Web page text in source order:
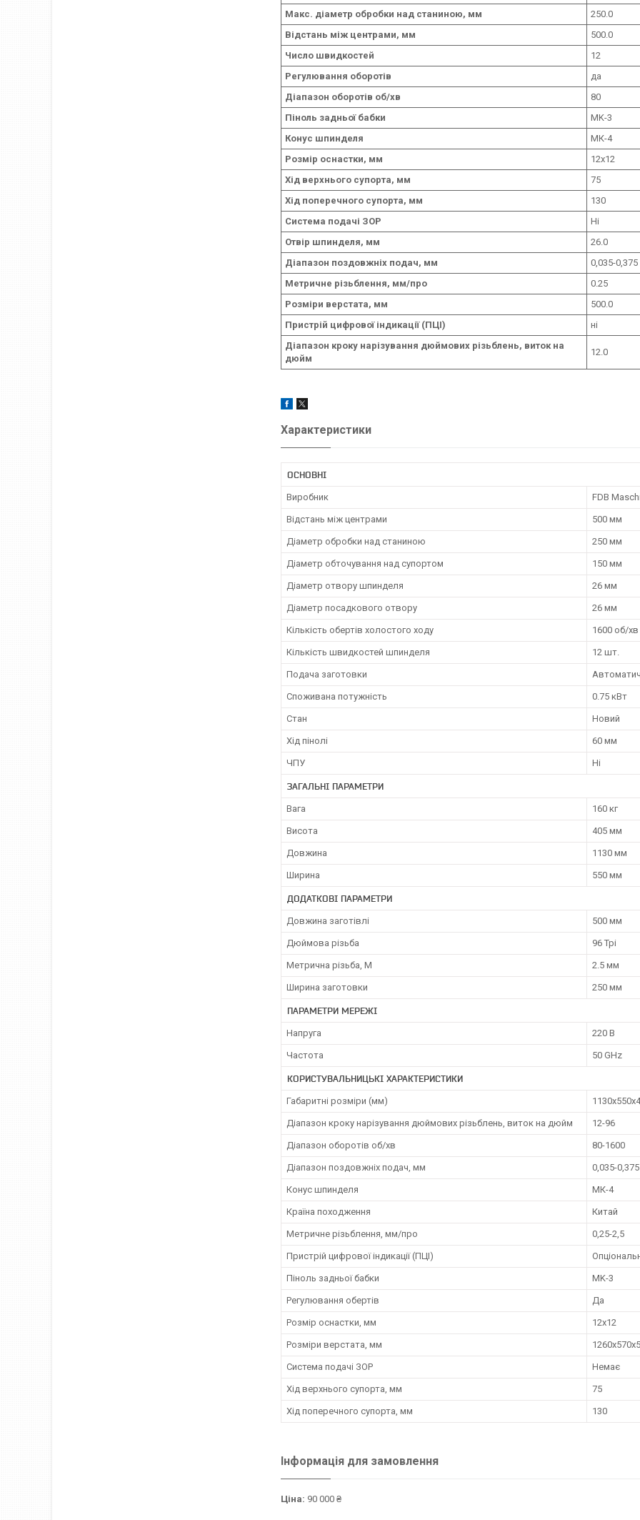
Макс. діаметр обробки над станиною, мм
250.0
Відстань між центрами, мм
500.0
Число швидкостей
12
Регулювання оборотів
да
Діапазон оборотів об/хв
80
Піноль задньої бабки
MK-3
Конус шпинделя
МК-4
Розмір оснастки, мм
12х12
Хід верхнього супорта, мм
75
Хід поперечного супорта, мм
130
Система подачі ЗОР
Ні
Отвір шпинделя, мм
26.0
Діапазон поздовжніх подач, мм
0,035-0,375
Метричне різьблення, мм/про
0.25
Розміри верстата, мм
500.0
Пристрій цифрової індикації (ПЦІ)
ні
Діапазон кроку нарізування дюймових різьблень, виток на
дюйм
12.0
Характеристики
ОСНОВНІ
Виробник FDB
Відстань між центрами 500 мм
Діаметр обробки над станиною 250 мм
Діаметр обточування над супортом 150 мм
Діаметр отвору шпинделя 26 мм
Діаметр посадкового отвору 26 мм
Кількість обертів холостого ходу 1600 об/хв
Кількість швидкостей шпинделя 12 шт.
Подача заготовки
Споживана потужність 0.75 кВт
Стан Новий
Хід пінолі 60 мм
ЧПУ Ні
ЗАГАЛЬНІ ПАРАМЕТРИ
Вага 160 кг
Висота 405 мм
Довжина 1130 мм
Ширина 550 мм
ДОДАТКОВІ ПАРАМЕТРИ
Довжина заготівлі 500 мм
Дюймова різьба 96 Tpi
Метрична різьба, М 2.5 мм
Ширина заготовки 250 мм
ПАРАМЕТРИ МЕРЕЖІ
Напруга 220 В
Частота 50 GHz
КОРИСТУВАЛЬНИЦЬКІ ХАРАКТЕРИСТИКИ
Габаритні розміри (мм)
Діапазон кроку нарізування дюймових різьблень, виток на дюйм 12-96
Діапазон оборотів об/хв 80-1600
Діапазон поздовжніх подач, мм 0,035-0,375
Конус шпинделя МК-4
Країна походження Китай
Метричне різьблення, мм/про 0,25-2,5
Пристрій цифрової індикації (ПЦІ)
Піноль задньої бабки MK-3
Регулювання обертів Да
Розмір оснастки, мм 12х12
Розміри верстата, мм
Система подачі ЗОР Немає
Хід верхнього супорта, мм 75
Хід поперечного супорта, мм 130
Інформація для замовлення
Ціна: 90 000 ₴